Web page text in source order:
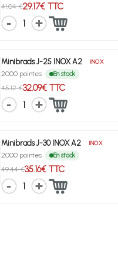
41.04 €29.17€ TTC
1
Minibrads J-25 INOX A2 INOX
2000 pointes En stock
45.12 €32.09€ TTC
1
Minibrads J-30 INOX A2 INOX
2000 pointes En stock
49.44 €35.16€ TTC
1